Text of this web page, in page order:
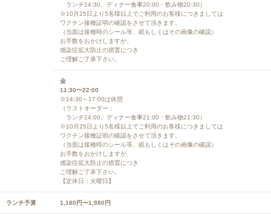
ランチ14:30、ディナー食事20:00・飲み物20:30）
※10月25日より5名様以上でご利用のお客様につきましては
ワクチン接種証明の確認をさせて頂きます。
（当面は接種時のシール等、紙もしくはその画像の確認）
お手数をおかけしますが、
感染症拡大防止の措置につき
ご理解ご了承下さい。
金
11:30〜22:00
※14:30～17:00は休憩
（ラストオーダー：
ランチ14:00、ディナー食事21:00・飲み物21:30）
※10月25日より5名様以上でご利用のお客様につきましては
ワクチン接種証明の確認をさせて頂きます。
（当面は接種時のシール等、紙もしくはその画像の確認）
お手数をおかけしますが、
感染症拡大防止の措置につき
ご理解ご了承下さい。
【定休日：火曜日】
ランチ予算 1,180円〜1,980円